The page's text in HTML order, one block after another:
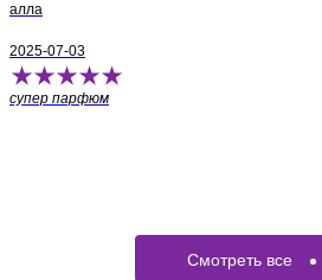
алла
2025-07-03
супер парфюм
Смотреть все